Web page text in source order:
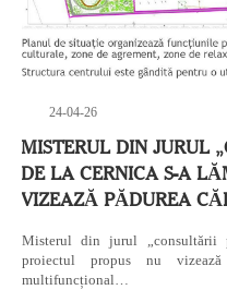
24-04-26
MISTERUL DIN JURUL
DE LA CERNICA S-A
VIZEAZĂ PĂDUREA
Misterul din jurul „consultării
proiectul propus nu
multifuncțional…